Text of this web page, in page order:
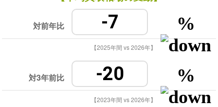
対前年比 -7 %
【2025年間 vs 2026年】
対3年前比 -20 %
【2023年間 vs 2026年】